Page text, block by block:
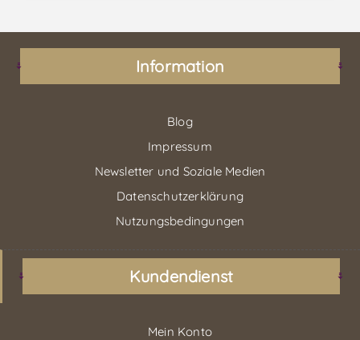
Information
Blog
Impressum
Newsletter und Soziale Medien
Datenschutzerklärung
Nutzungsbedingungen
Kundendienst
Mein Konto